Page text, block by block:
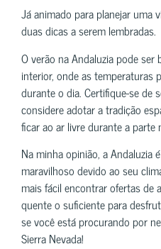
Já animado para planejar uma
duas dicas a serem lembradas.
O verão na Andaluzia pode ser
interior, onde as temperaturas
durante o dia. Certifique-se de
considere adotar a tradição
ficar ao ar livre durante a parte
Na minha opinião, a Andaluzia
maravilhoso devido ao seu
mais fácil encontrar ofertas de
quente o suficiente para
se você está procurando por
Sierra Nevada!